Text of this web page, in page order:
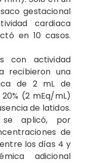
gestacional
cardiaca
en 10 casos.
con actividad
recibieron una
de 2 mL de
(2 mEq/mL)
de latidos.
aplicó, por
de
los días 4 y
adicional